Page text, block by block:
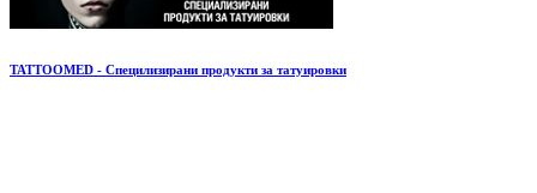
TATTOOMED - Специлизирани продукти за татуировки